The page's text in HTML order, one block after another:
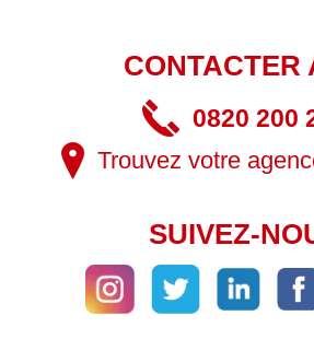
CONTACTER
0820 200
Trouvez votre
SUIVEZ-